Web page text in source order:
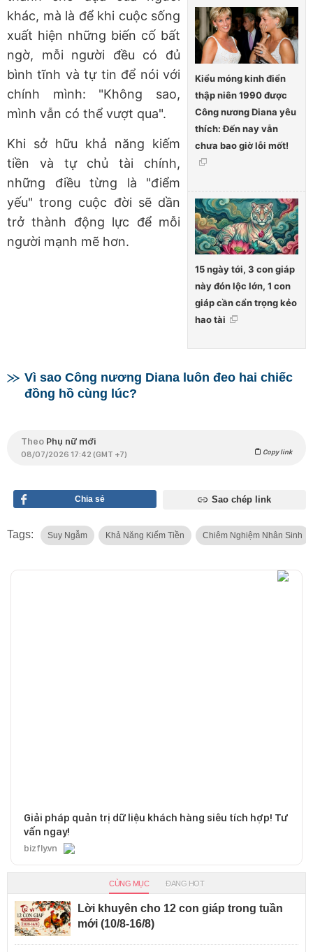
Kiểu móng kinh điển
thập niên 1990 được
Công nương Diana yêu
thích: Đến nay vẫn
chưa bao giờ lỗi mốt!
15 ngày tới, 3 con giáp
này đón lộc lớn, 1 con
giáp cần cẩn trọng kẻo
hao tài
khác, mà là để khi cuộc sống
xuất hiện những biến cố bất
ngờ, mỗi người đều có đủ
bình tĩnh và tự tin để nói với
chính mình: "Không sao,
mình vẫn có thể vượt qua".
Khi sở hữu khả năng kiếm
tiền và tự chủ tài chính,
những điều từng là "điểm
yếu" trong cuộc đời sẽ dần
trở thành động lực để mỗi
người mạnh mẽ hơn.
Vì sao Công nương Diana luôn đeo hai chiếc
đồng hồ cùng lúc?
Theo Phụ nữ mới
08/07/2026 17:42 (GMT +7) Copy link
Chia sẻ Sao chép link
Tags: Suy Ngẫm Khả Năng Kiếm Tiền Chiêm Nghiệm Nhân Sinh
Giải pháp quản trị dữ liệu khách hàng siêu tích hợp! Tư
vấn ngay!
bizfly.vn
CÙNG MỤC ĐANG HOT
Lời khuyên cho 12 con giáp trong tuần
mới (10/8-16/8)